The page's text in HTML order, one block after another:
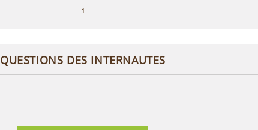
1
QUESTIONS DES INTERNAUTES